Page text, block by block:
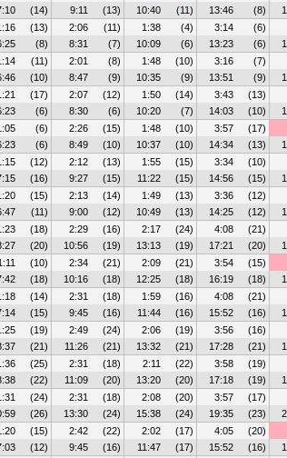
(14) 9:11 (13) 10:40 (11) 13:46 (8)
(13) 2:06 (11) 1:38 (4) 3:14 (6)
(8) 8:31 (7) 10:09 (6) 13:23 (6)
(11) 2:01 (8) 1:48 (10) 3:16 (7)
(10) 8:47 (9) 10:35 (9) 13:51 (9)
(17) 2:07 (12) 1:50 (14) 3:43 (13)
(6) 8:30 (6) 10:20 (7) 14:03 (10)
(6) 2:26 (15) 1:48 (10) 3:57 (17)
(6) 8:49 (10) 10:37 (10) 14:34 (13)
(12) 2:12 (13) 1:55 (15) 3:34 (10)
(16) 9:27 (15) 11:22 (15) 14:56 (15)
(15) 2:13 (14) 1:49 (13) 3:36 (12)
(11) 9:00 (12) 10:49 (13) 14:25 (12)
(18) 2:29 (16) 2:17 (24) 4:08 (21)
(20) 10:56 (19) 13:13 (19) 17:21 (20)
(10) 2:34 (21) 2:09 (21) 3:54 (15)
(18) 10:16 (18) 12:25 (18) 16:19 (18)
(14) 2:31 (18) 1:59 (16) 4:08 (21)
(15) 9:45 (16) 11:44 (16) 15:52 (16)
(19) 2:49 (24) 2:06 (19) 3:56 (16)
(21) 11:26 (21) 13:32 (21) 17:28 (21)
(25) 2:31 (18) 2:11 (22) 3:58 (19)
(22) 11:09 (20) 13:20 (20) 17:18 (19)
(24) 2:31 (18) 2:08 (20) 3:57 (17)
(26) 13:30 (24) 15:38 (24) 19:35 (23)
(15) 2:42 (22) 2:02 (17) 4:05 (20)
(12) 9:45 (16) 11:47 (17) 15:52 (16)